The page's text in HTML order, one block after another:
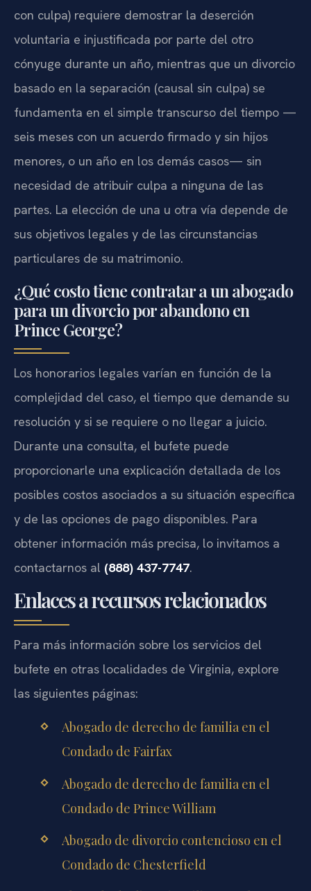
con culpa) requiere demostrar la deserción
voluntaria e injustificada por parte del otro
cónyuge durante un año, mientras que un divorcio
basado en la separación (causal sin culpa) se
fundamenta en el simple transcurso del tiempo —
seis meses con un acuerdo firmado y sin hijos
menores, o un año en los demás casos— sin
necesidad de atribuir culpa a ninguna de las
partes. La elección de una u otra vía depende de
sus objetivos legales y de las circunstancias
particulares de su matrimonio.
¿Qué costo tiene contratar a un abogado
para un divorcio por abandono en
Prince George?
Los honorarios legales varían en función de la
complejidad del caso, el tiempo que demande su
resolución y si se requiere o no llegar a juicio.
Durante una consulta, el bufete puede
proporcionarle una explicación detallada de los
posibles costos asociados a su situación específica
y de las opciones de pago disponibles. Para
obtener información más precisa, lo invitamos a
contactarnos al (888) 437-7747.
Enlaces a recursos relacionados
Para más información sobre los servicios del
bufete en otras localidades de Virginia, explore
las siguientes páginas:
Abogado de derecho de familia en el
Condado de Fairfax
Abogado de derecho de familia en el
Condado de Prince William
Abogado de divorcio contencioso en el
Condado de Chesterfield